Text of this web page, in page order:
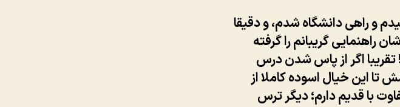
و راهی دانشگاه شدم، و دقیقا
راهنمایی گریبانم را گرفته
اگر از پاس شدن درس
تا این خیال اسوده کاملا از
با قدیم دارم؛ دیگر ترس